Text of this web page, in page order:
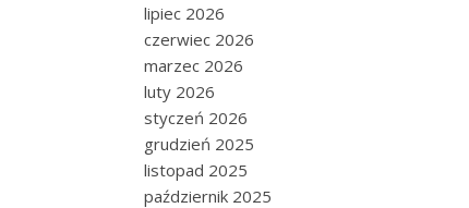
lipiec 2026
czerwiec 2026
marzec 2026
luty 2026
styczeń 2026
grudzień 2025
listopad 2025
październik 2025